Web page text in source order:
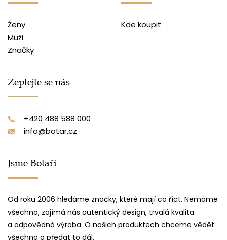
Ženy
Muži
Značky
Kde koupit
Zeptejte se nás
+420 488 588 000
info@botar.cz
Jsme Botaři
Od roku 2006 hledáme značky, které mají co říct. Nemáme
všechno, zajímá nás autentický design, trvalá kvalita
a odpovědná výroba. O našich produktech chceme vědět
všechno a předat to dál.